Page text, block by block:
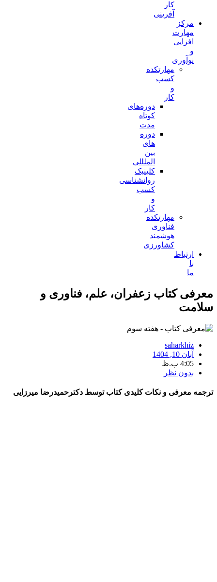
کار
آفرینی
مرکز
مهارت
افزایی
و
نوآوری
مهارتکده
کسب
و
کار
دوره‌های
کوتاه
مدت
دوره
های
بین
الملللی
کلینیک
روانشناسی
کسب
و
کار
مهارتکده
فناوری
هوشمند
کشاورزی
ارتباط
با
ما
معرفی کتاب زعفران، علم، فناوری و
سلامت
saharkhiz
آبان 10, 1404
4:05 ب.ظ
بدون نظر
ترجمه معرفی و نکات کلیدی کتاب توسط دکترحمیدرضا میرزایی